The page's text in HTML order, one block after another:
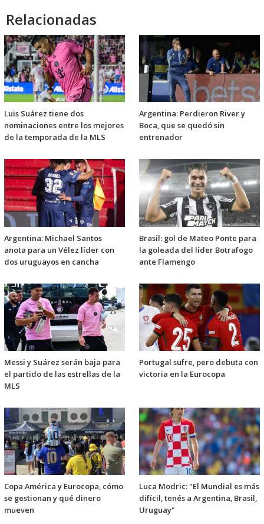
Relacionadas
Luis Suárez tiene dos
nominaciones entre los mejores
de la temporada de la MLS
Argentina: Perdieron River y
Boca, que se quedó sin
entrenador
Argentina: Michael Santos
anota para un Vélez líder con
dos uruguayos en cancha
Brasil: gol de Mateo Ponte para
la goleada del líder Botrafogo
ante Flamengo
Messi y Suárez serán baja para
el partido de las estrellas de la
MLS
Portugal sufre, pero debuta con
victoria en la Eurocopa
Copa América y Eurocopa, cómo
se gestionan y qué dinero
mueven
Luca Modric: "El Mundial es más
difícil, tenés a Argentina, Brasil,
Uruguay"